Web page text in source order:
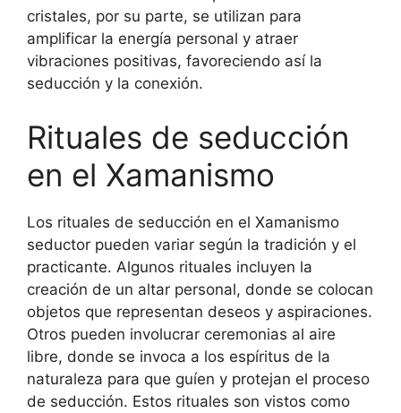
cristales, por su parte, se utilizan para
amplificar la energía personal y atraer
vibraciones positivas, favoreciendo así la
seducción y la conexión.
Rituales de seducción
en el Xamanismo
Los rituales de seducción en el Xamanismo
seductor pueden variar según la tradición y el
practicante. Algunos rituales incluyen la
creación de un altar personal, donde se colocan
objetos que representan deseos y aspiraciones.
Otros pueden involucrar ceremonias al aire
libre, donde se invoca a los espíritus de la
naturaleza para que guíen y protejan el proceso
de seducción. Estos rituales son vistos como